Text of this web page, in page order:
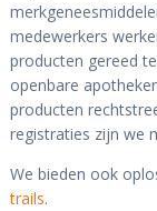
medewerkers
producten gereed
openbare
producten
registraties zijn we
We bieden ook
trails.